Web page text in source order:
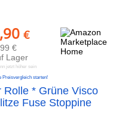
€
€
Lager
jetzt höher sein
Preisvergleich starten!
Rolle * Grüne Visco
Fuse Stoppine